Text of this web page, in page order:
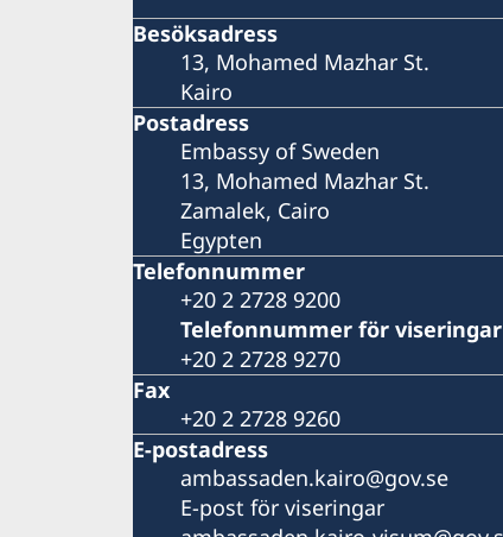
Besöksadress
13, Mohamed Mazhar St.
Kairo
Postadress
Embassy of Sweden
13, Mohamed Mazhar St.
Zamalek, Cairo
Egypten
Telefonnummer
+20 2 2728 9200
Telefonnummer för viseringar
+20 2 2728 9270
Fax
+20 2 2728 9260
E-postadress
ambassaden.kairo@gov.se
E-post för viseringar